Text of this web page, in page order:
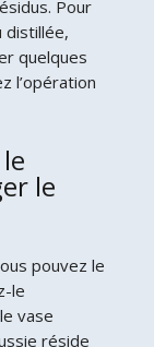
Pour
distillée,
quelques
l’opération
le
pouvez le
le
vase
réside